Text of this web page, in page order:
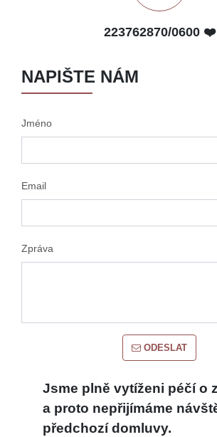
223762870/0600 ❤️
NAPIŠTE NÁM
Jméno
Email
Zpráva
ODESLAT
Jsme plně vytíženi péčí o
a proto nepřijímáme
předchozí domluvy.